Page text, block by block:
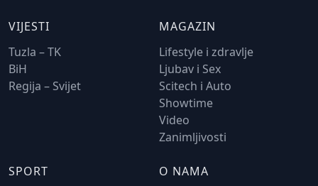
VIJESTI
Tuzla – TK
BiH
Regija – Svijet
MAGAZIN
Lifestyle i zdravlje
Ljubav i Sex
Scitech i Auto
Showtime
Video
Zanimljivosti
SPORT O NAMA